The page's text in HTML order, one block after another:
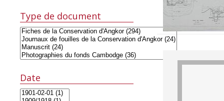
Type de document
Date